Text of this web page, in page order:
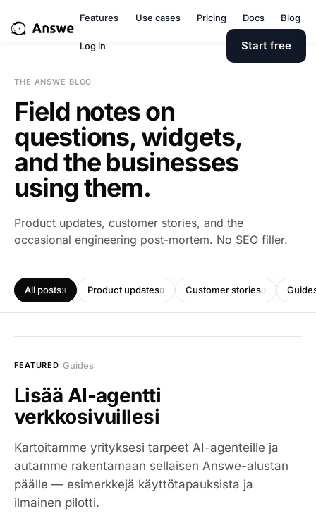
Features Use cases Pricing Docs Blog
Log in Start free
THE ANSWE BLOG
Field notes on
questions, widgets,
and the businesses
using them.
Product updates, customer stories, and the
occasional engineering post-mortem. No SEO filler.
All posts3 Product updates0 Customer stories0
FEATURED ·Guides
Lisää AI-agentti
verkkosivuillesi
Kartoitamme yrityksesi tarpeet AI-agenteille ja
autamme rakentamaan sellaisen Answe-alustan
päälle — esimerkkejä käyttötapauksista ja
ilmainen pilotti.